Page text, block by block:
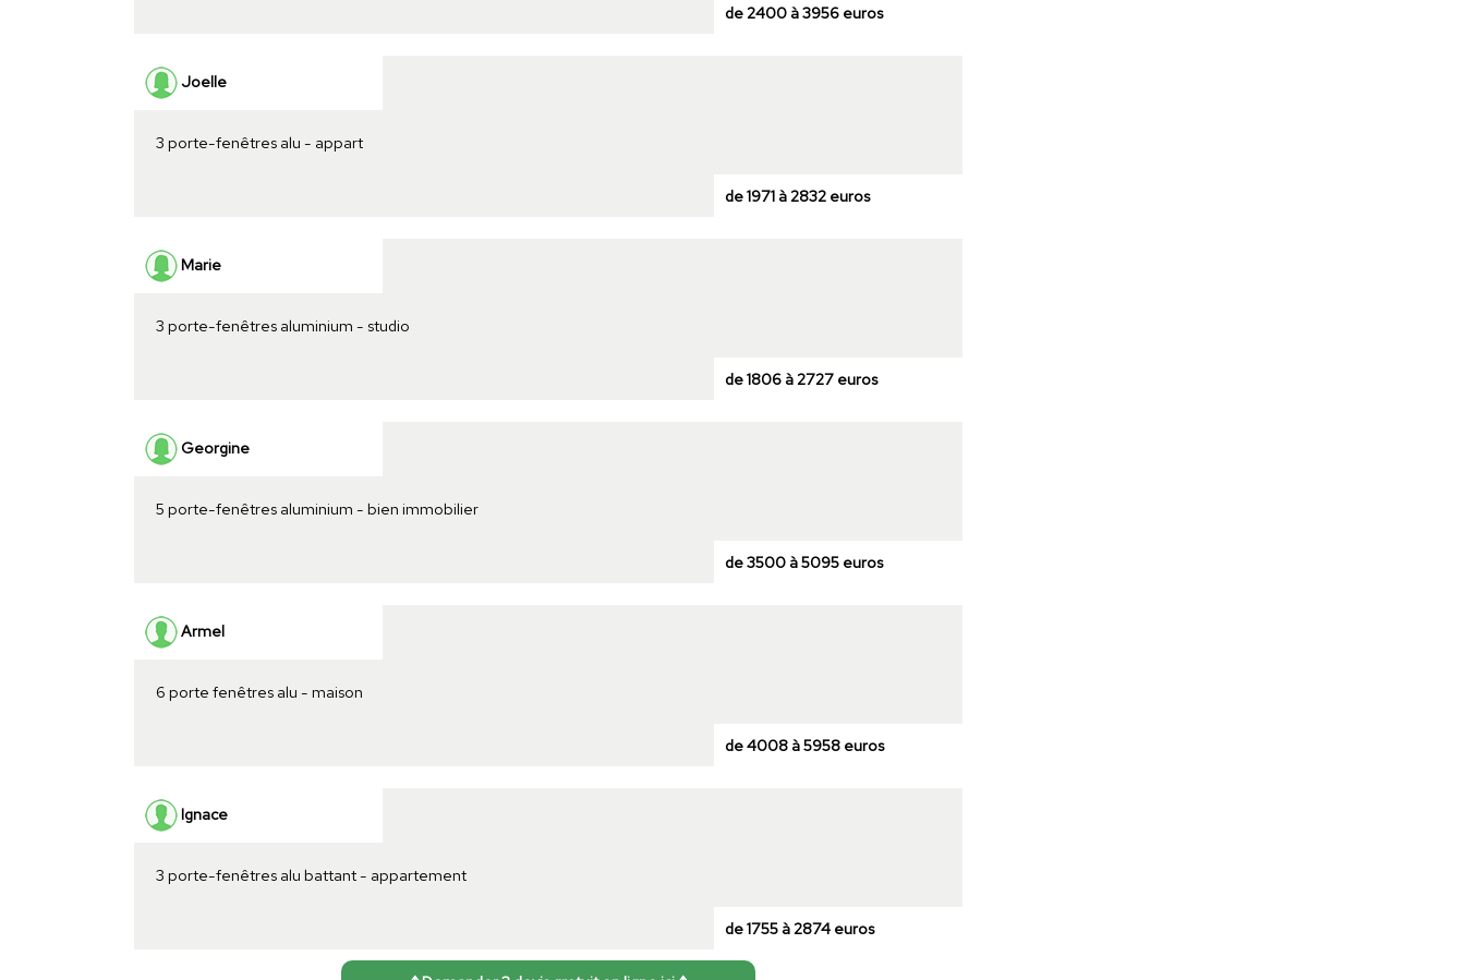
de 2400 à 3956 euros
Joelle
3 porte-fenêtres alu - appart
de 1971 à 2832 euros
Marie
3 porte-fenêtres aluminium - studio
de 1806 à 2727 euros
Georgine
5 porte-fenêtres aluminium - bien immobilier
de 3500 à 5095 euros
Armel
6 porte fenêtres alu - maison
de 4008 à 5958 euros
Ignace
3 porte-fenêtres alu battant - appartement
de 1755 à 2874 euros